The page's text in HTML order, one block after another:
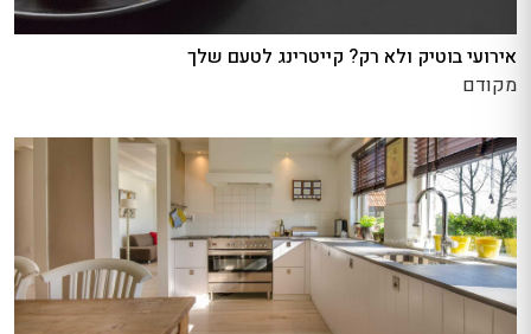
אירועי בוטיק ולא רק? קייטרינג לטעם שלך
מקודם